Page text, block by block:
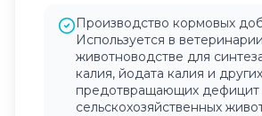
Производство кормовых
Используется в
животноводстве для
калия, йодата калия и
предотвращающих дефицит
сельскохозяйственных